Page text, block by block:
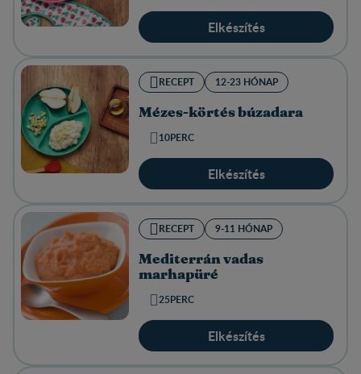
Elkészítés
RECEPT 12-23 HÓNAP
Mézes-körtés búzadara
10PERC
Elkészítés
RECEPT 9-11 HÓNAP
Mediterrán vadas
marhapüré
25PERC
Elkészítés